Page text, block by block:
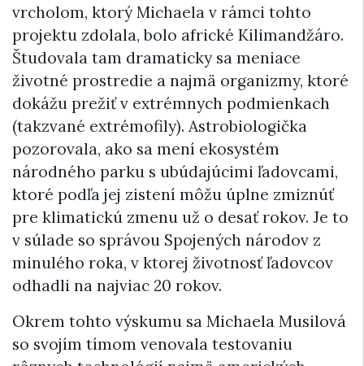
vrcholom, ktorý Michaela v rámci tohto
projektu zdolala, bolo africké Kilimandžáro.
Študovala tam dramaticky sa meniace
životné prostredie a najmä organizmy, ktoré
dokážu prežiť v extrémnych podmienkach
(takzvané extrémofily). Astrobiologička
pozorovala, ako sa mení ekosystém
národného parku s ubúdajúcimi ľadovcami,
ktoré podľa jej zistení môžu úplne zmiznúť
pre klimatickú zmenu už o desať rokov. Je to
v súlade so správou Spojených národov z
minulého roka, v ktorej životnosť ľadovcov
odhadli na najviac 20 rokov.
Okrem tohto výskumu sa Michaela Musilová
so svojím tímom venovala testovaniu